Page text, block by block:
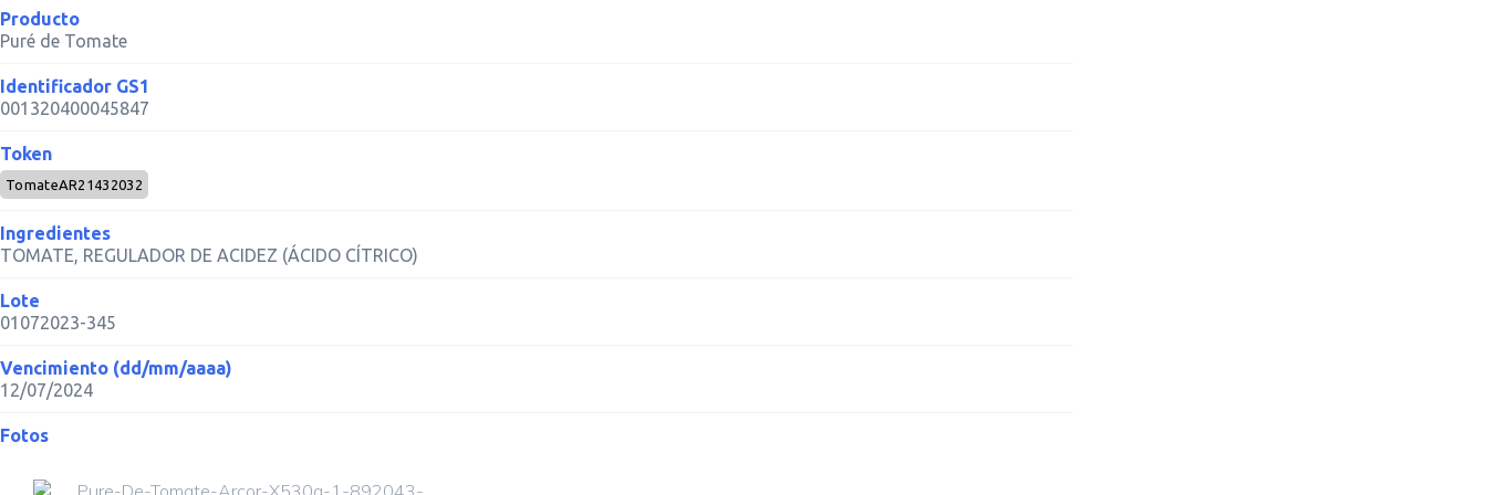
Producto
Puré de Tomate
Identificador GS1
001320400045847
Token
TomateAR21432032
Ingredientes
TOMATE, REGULADOR DE ACIDEZ (ÁCIDO CÍTRICO)
Lote
01072023-345
Vencimiento (dd/mm/aaaa)
12/07/2024
Fotos